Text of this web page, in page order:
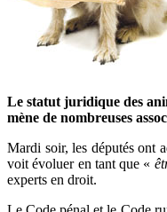
Le statut juridique des
mène de nombreuses
Mardi soir, les députés ont
voit évoluer en tant que «
experts en droit.